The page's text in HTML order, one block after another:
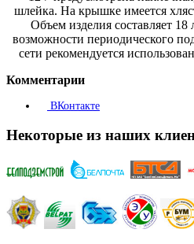
шлейка. На крышке имеется
Объем изделия составляет
возможности периодического
сети рекомендуется
Комментарии
ВКонтакте
Некоторые из наших